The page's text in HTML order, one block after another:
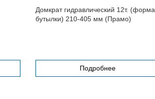
Домкрат гидравлический 12т. (форма
бутылки) 210-405 мм (Прамо)
Подробнее